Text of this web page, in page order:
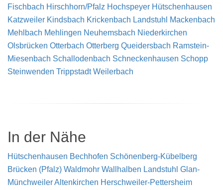
Fischbach Hirschhorn/Pfalz Hochspeyer Hütschenhausen
Katzweiler Kindsbach Krickenbach Landstuhl
Mackenbach
Mehlbach Mehlingen Neuhemsbach Niederkirchen
Olsbrücken Otterbach Otterberg Queidersbach Ramstein-
Miesenbach Schallodenbach Schneckenhausen Schopp
Steinwenden Trippstadt Weilerbach
In der Nähe
Hütschenhausen Bechhofen Schönenberg-Kübelberg
Brücken (Pfalz) Waldmohr Wallhalben Landstuhl Glan-
MünchweilerAltenkirchen Herschweiler-Pettersheim